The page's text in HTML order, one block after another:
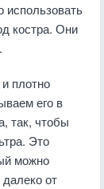
использовать
костра. Они
плотно
его в
так, чтобы
Это
можно
от